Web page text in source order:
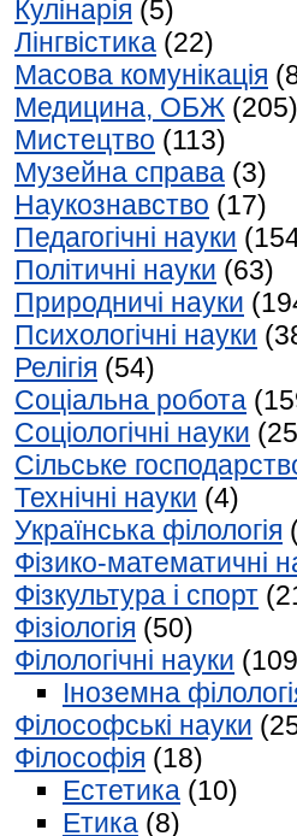
Кулінарія (5)
Лінгвістика (22)
Масова комунікація
Медицина, ОБЖ (205)
Мистецтво (113)
Музейна справа (3)
Наукознавство (17)
Педагогічні науки
Політичні науки (63)
Природничі науки
Психологічні науки
Релігія (54)
Соціальна робота
Соціологічні науки
Сільське
Технічні науки (4)
Українська філологія
Фізико-математичні
Фізкультура і спорт
Фізіологія (50)
Філологічні науки
Іноземна
Філософські науки
Філософія (18)
Естетика (10)
Етика (8)